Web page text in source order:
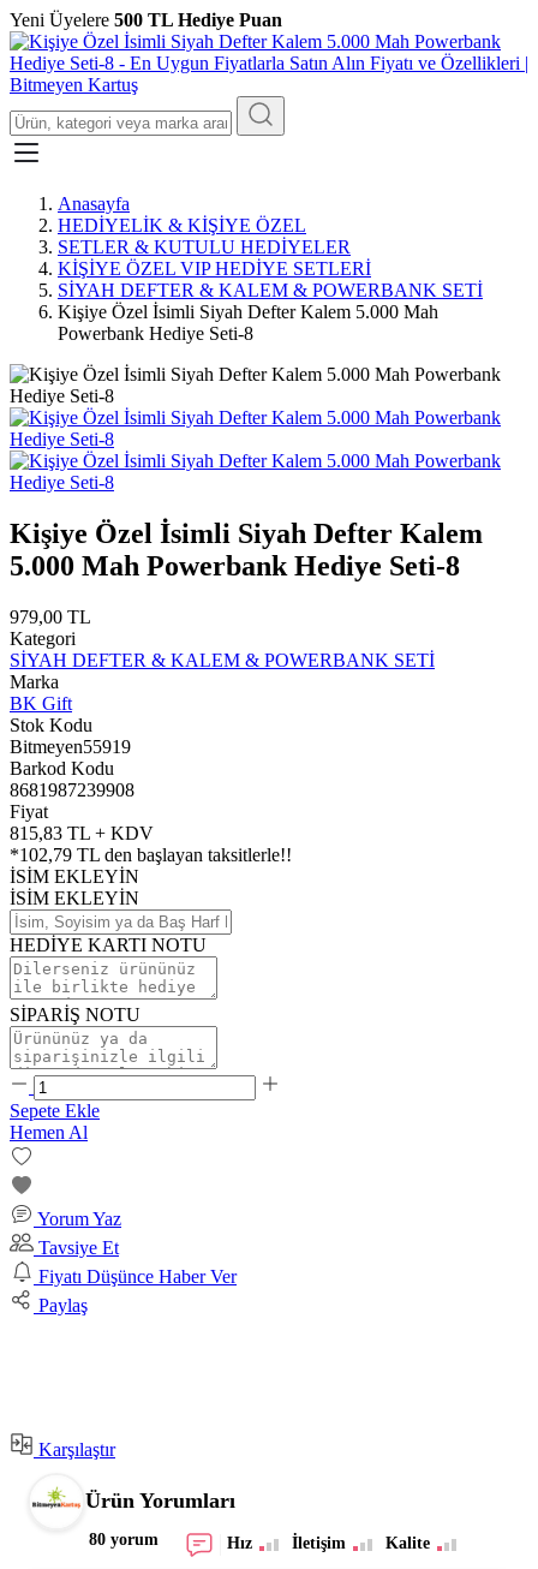
Yeni Üyelere 500 TL Hediye Puan
Anasayfa
HEDİYELİK & KİŞİYE ÖZEL
SETLER & KUTULU HEDİYELER
KİŞİYE ÖZEL VIP HEDİYE SETLERİ
SİYAH DEFTER & KALEM & POWERBANK SETİ
Kişiye Özel İsimli Siyah Defter Kalem 5.000 Mah
Powerbank Hediye Seti-8
Kişiye Özel İsimli Siyah Defter Kalem
5.000 Mah Powerbank Hediye Seti-8
979,00 TL
Kategori
SİYAH DEFTER & KALEM & POWERBANK SETİ
Marka
BK Gift
Stok Kodu
Bitmeyen55919
Barkod Kodu
8681987239908
Fiyat
815,83 TL + KDV
*102,79 TL den başlayan taksitlerle!!
İSİM EKLEYİN
İSİM EKLEYİN
HEDİYE KARTI NOTU
SİPARİŞ NOTU
Sepete Ekle
Hemen Al
Yorum Yaz
Tavsiye Et
Fiyatı Düşünce Haber Ver
Paylaş
Karşılaştır
Ürün Yorumları
80 yorum Hız İletişim Kalite